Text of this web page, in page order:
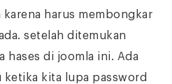
harus membongkar
setelah ditemukan
hases di joomla ini. Ada
ketika kita lupa password